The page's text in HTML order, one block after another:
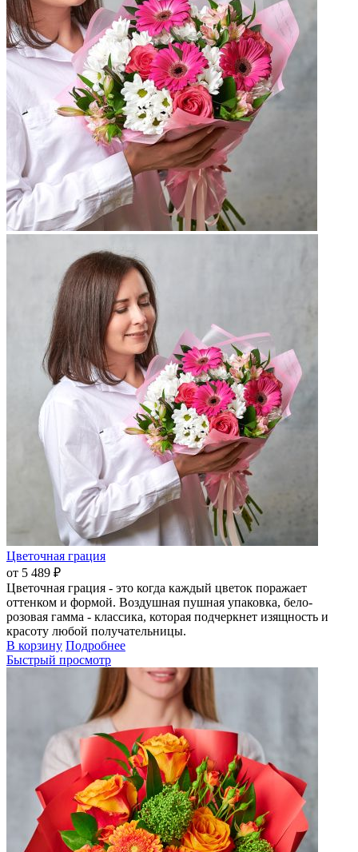
Цветочная грация
от 5 489 ₽
Цветочная грация - это когда каждый цветок поражает
оттенком и формой. Воздушная пушная упаковка, бело-
розовая гамма - классика, которая подчеркнет изящность и
красоту любой получательницы.
В корзину Подробнее
Быстрый просмотр